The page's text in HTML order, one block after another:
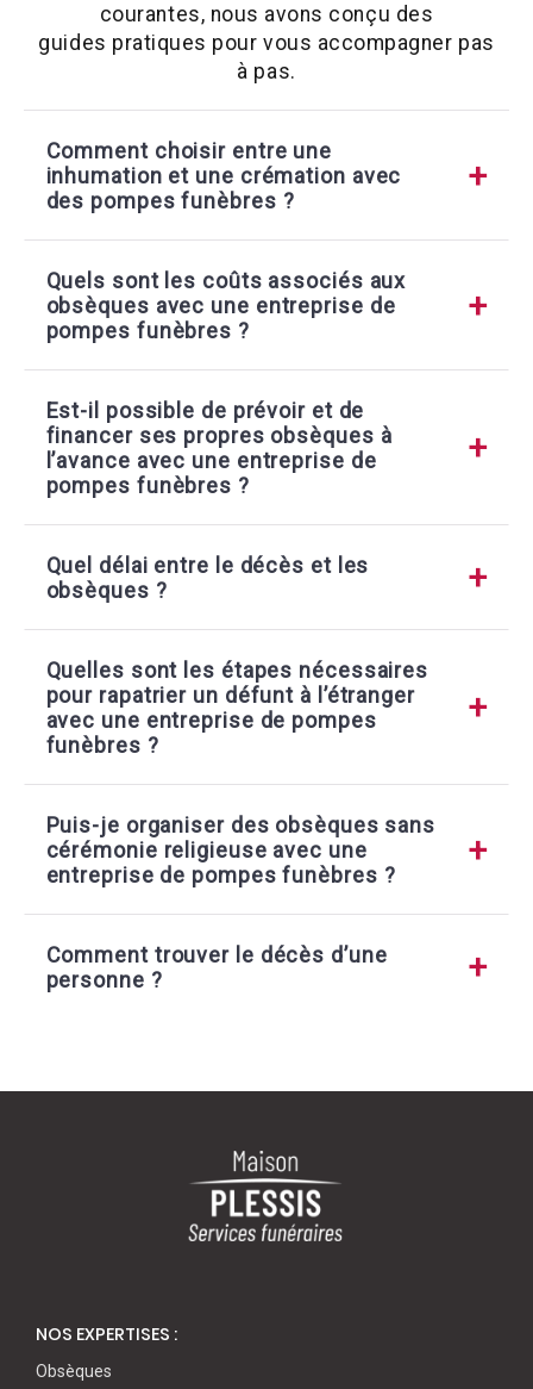
courantes, nous avons conçu des
guides pratiques pour vous accompagner pas
à pas.
Comment choisir entre une
inhumation et une crémation avec
des pompes funèbres ?
Quels sont les coûts associés aux
obsèques avec une entreprise de
pompes funèbres ?
Est-il possible de prévoir et de
financer ses propres obsèques à
l’avance avec une entreprise de
pompes funèbres ?
Quel délai entre le décès et les
obsèques ?
Quelles sont les étapes nécessaires
pour rapatrier un défunt à l’étranger
avec une entreprise de pompes
funèbres ?
Puis-je organiser des obsèques sans
cérémonie religieuse avec une
entreprise de pompes funèbres ?
Comment trouver le décès d’une
personne ?
NOS EXPERTISES :
Obsèques